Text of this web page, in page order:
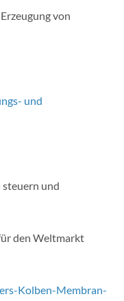
von
und
und
den Weltmarkt
Kolben-Membran-